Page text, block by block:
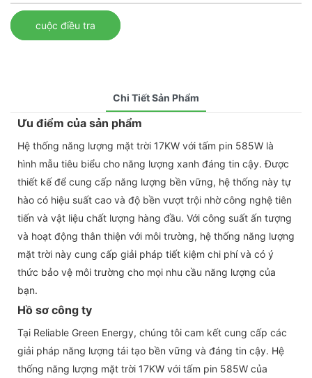
cuộc điều tra
Chi Tiết Sản Phẩm
Ưu điểm của sản phẩm
Hệ thống năng lượng mặt trời 17KW với tấm pin 585W là
hình mẫu tiêu biểu cho năng lượng xanh đáng tin cậy. Được
thiết kế để cung cấp năng lượng bền vững, hệ thống này tự
hào có hiệu suất cao và độ bền vượt trội nhờ công nghệ tiên
tiến và vật liệu chất lượng hàng đầu. Với công suất ấn tượng
và hoạt động thân thiện với môi trường, hệ thống năng lượng
mặt trời này cung cấp giải pháp tiết kiệm chi phí và có ý
thức bảo vệ môi trường cho mọi nhu cầu năng lượng của
bạn.
Hồ sơ công ty
Tại Reliable Green Energy, chúng tôi cam kết cung cấp các
giải pháp năng lượng tái tạo bền vững và đáng tin cậy. Hệ
thống năng lượng mặt trời 17KW với tấm pin 585W của